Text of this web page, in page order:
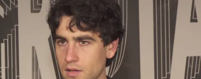
ha revelado como se siente tras
de 'La Ruta' al que define como "muy
Además, nos ha dado algunos detalles de
una persona que a sus 20 años cree que va a
tras la Ruta acaba siendo una persona
Marc Ribó.